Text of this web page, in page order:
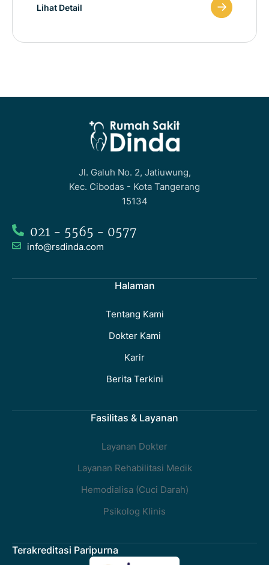
Lihat Detail
Jl. Galuh No. 2, Jatiuwung,
Kec. Cibodas - Kota Tangerang
15134
021 - 5565 - 0577
info@rsdinda.com
Halaman
Tentang Kami
Dokter Kami
Karir
Berita Terkini
Fasilitas & Layanan
Layanan Dokter
Layanan Rehabilitasi Medik
Hemodialisa (Cuci Darah)
Psikolog Klinis
Terakreditasi Paripurna